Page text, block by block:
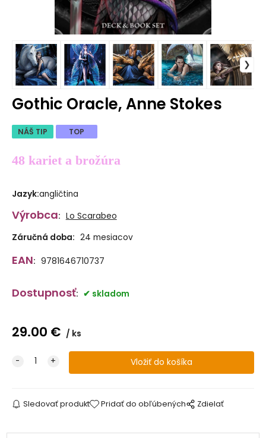
Gothic Oracle, Anne Stokes
NÁŠ TIP TOP
48 kariet a brožúra
Jazyk:angličtina
Výrobca: Lo Scarabeo
Záručná doba: 24 mesiacov
EAN: 9781646710737
Dostupnosť: skladom
29.00 € ks
Sledovať produkt Pridať do obľúbených Zdielať